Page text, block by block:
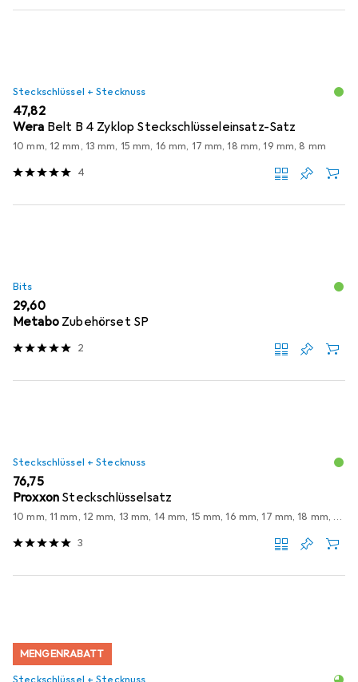
Steckschlüssel + Stecknuss
EUR
47,82
Wera Belt B 4 Zyklop Steckschlüsseleinsatz-Satz
10 mm, 12 mm, 13 mm, 15 mm, 16 mm, 17 mm, 18 mm, 19 mm, 8 mm
4
Bits
EUR
29,60
Metabo Zubehörset SP
2
Steckschlüssel + Stecknuss
EUR
76,75
Proxxon Steckschlüsselsatz
10 mm, 11 mm, 12 mm, 13 mm, 14 mm, 15 mm, 16 mm, 17 mm, 18 mm, 19 mm, 20 mm, 21 mm, 22 mm, 24 mm, 6 mm, 7 mm, 8 mm, 9 mm
3
MENGENRABATT